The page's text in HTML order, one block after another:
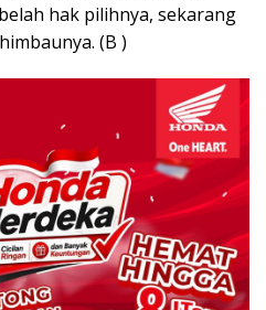
hak pilihnya, sekarang
(B )